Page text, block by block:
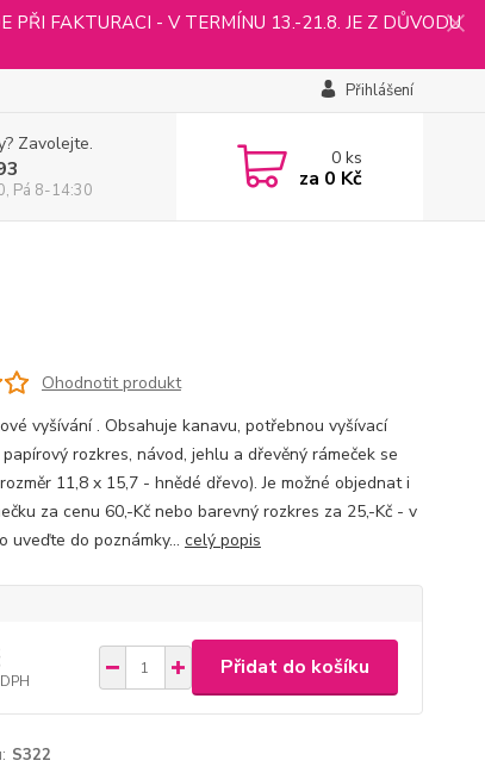
PŘI FAKTURACI - V TERMÍNU 13.-21.8. JE Z DŮVODU
Přihlášení
Zavolejte.
Pá 8-14:30
0ks
za 0 Kč
Ohodnotit produkt
vyšívání . Obsahuje kanavu, potřebnou vyšívací
rozkres, návod, jehlu a dřevěný rámeček se
11,8 x 15,7 - hnědé dřevo). Je možné objednat i
za cenu 60,-Kč nebo barevný rozkres za 25,-Kč - v
uveďte do poznámky... celý popis
Přidat do košíku
S322